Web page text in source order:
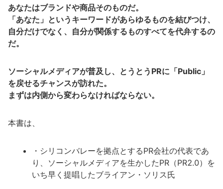
あなたはブランドや商品そのものだ。
「あなた」というキーワードがあらゆるものを結びつけ、
自分だけでなく、自分が関係するものすべてを代弁するの
だ。
ソーシャルメディアが普及し、とうとうPRに「Public」
を戻せるチャンスが訪れた。
まずは内側から変わらなければならない。
本書は、
・シリコンバレーを拠点とするPR会社の代表であ
り、ソーシャルメディアを生かしたPR（PR2.0）を
いち早く提唱したブライアン・ソリス氏